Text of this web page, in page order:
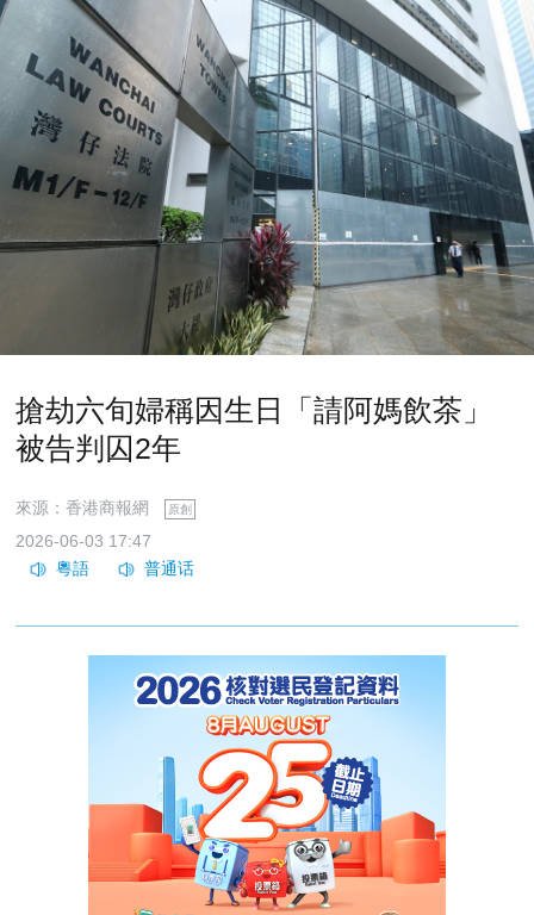
搶劫六旬婦稱因生日「請阿媽飲茶」
被告判囚2年
來源：香港商報網 原創
2026-06-03 17:47